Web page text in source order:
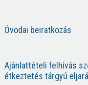
Óvodai beiratkozás
Ajánlattételi felhívás
étkeztetés tárgyú